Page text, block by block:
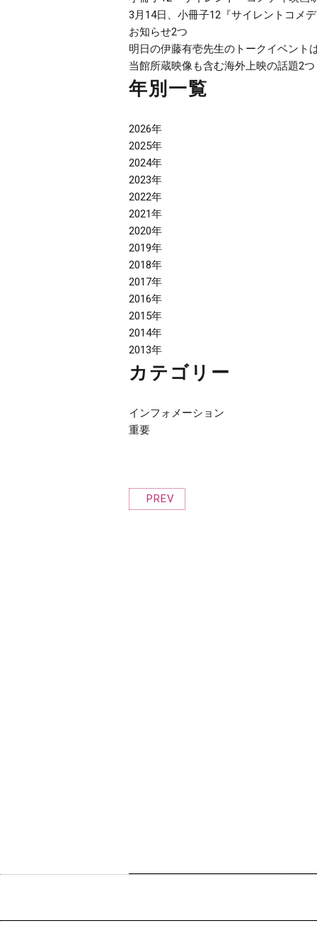
3月14日、小冊子12『サイレントコメ
お知らせ2つ
明日の伊藤有壱先生のトークイベント
当館所蔵映像も含む海外上映の話題2つ
年別一覧
2026年
2025年
2024年
2023年
2022年
2021年
2020年
2019年
2018年
2017年
2016年
2015年
2014年
2013年
カテゴリー
インフォメーション
重要
PREV